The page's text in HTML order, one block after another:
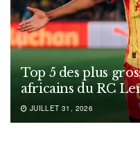
Top 5 des plus
africains du RC
JUILLET 31, 2026